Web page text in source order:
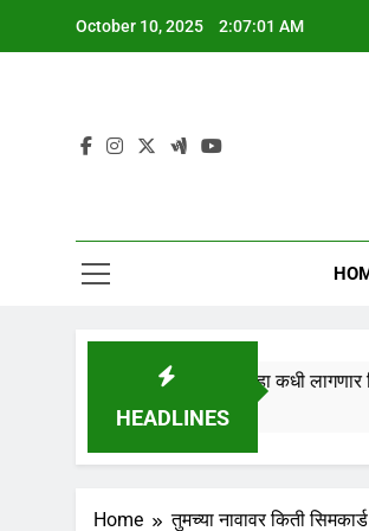
October 10, 2025 2:07:02 AM
HEADLINES
लागणार,येथे पहा कधी लागणार निकाल
Home तुमच्या नावावर किती